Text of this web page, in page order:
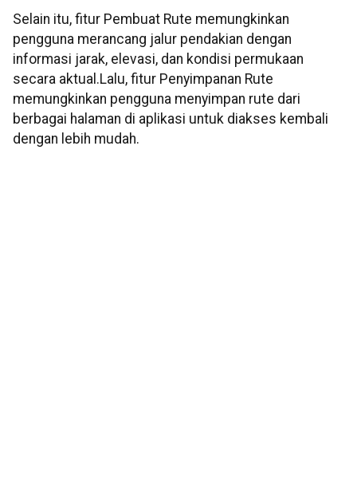
Selain itu, fitur Pembuat Rute memungkinkan
pengguna merancang jalur pendakian dengan
informasi jarak, elevasi, dan kondisi permukaan
secara aktual.Lalu, fitur Penyimpanan Rute
memungkinkan pengguna menyimpan rute dari
berbagai halaman di aplikasi untuk diakses kembali
dengan lebih mudah.